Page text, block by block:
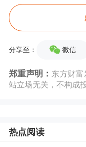
2026年一季
岭山精神病
持股量、
股份第8大流
1000万元，更
事件发酵后，
分享至： 微信
郑重声明： 东方财富
站立场无关，不构成
热点阅读